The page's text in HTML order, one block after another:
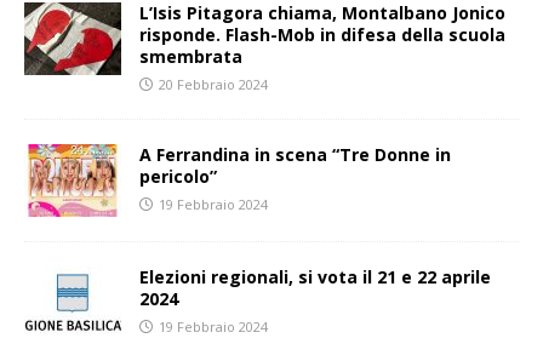
L’Isis Pitagora chiama, Montalbano Jonico
risponde. Flash-Mob in difesa della scuola
smembrata
20 Febbraio 2024
A Ferrandina in scena “Tre Donne in
pericolo”
19 Febbraio 2024
Elezioni regionali, si vota il 21 e 22 aprile
2024
19 Febbraio 2024